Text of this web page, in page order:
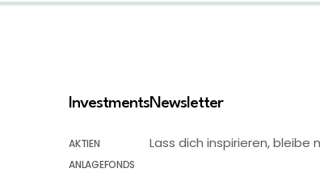
Investments
AKTIEN
ANLAGEFONDS
Newsletter
Lass dich inspirieren,